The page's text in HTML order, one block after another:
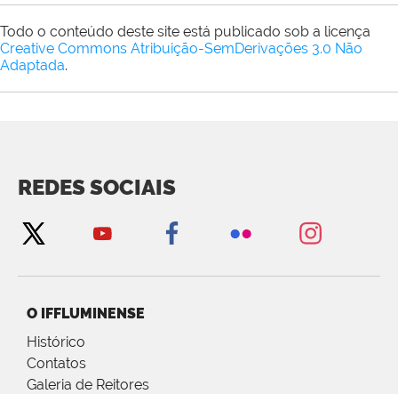
Todo o conteúdo deste site está publicado sob a licença
Creative Commons Atribuição-SemDerivações 3.0 Não
Adaptada.
REDES SOCIAIS
O IFFLUMINENSE
Histórico
Contatos
Galeria de Reitores